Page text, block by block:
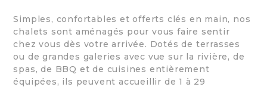
Simples, confortables et offerts clés en main, nos
chalets sont aménagés pour vous faire sentir
chez vous dès votre arrivée. Dotés de terrasses
ou de grandes galeries avec vue sur la rivière, de
spas, de BBQ et de cuisines entièrement
équipées, ils peuvent accueillir de 1 à 29